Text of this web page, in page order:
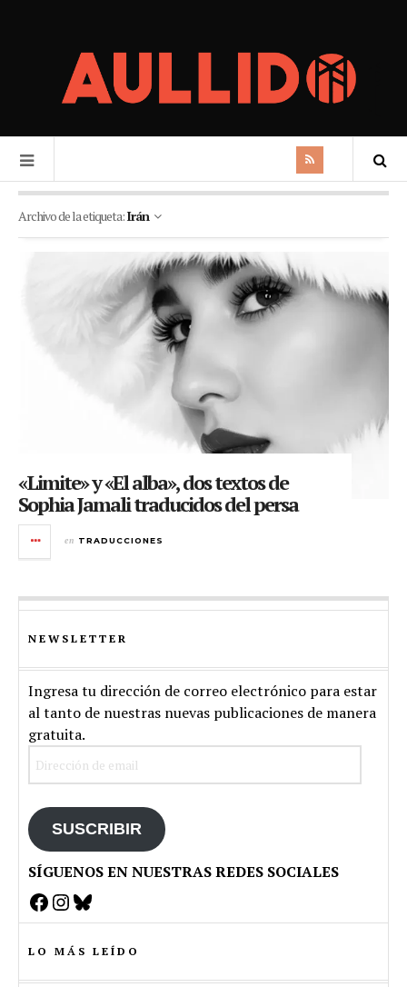
Archivo de la etiqueta:Irán
«Limite» y «El alba», dos textos de
Sophia Jamali traducidos del persa
en TRADUCCIONES
NEWSLETTER
Ingresa tu dirección de correo electrónico para estar
al tanto de nuestras nuevas publicaciones de manera
gratuita.
SUSCRIBIR
SÍGUENOS EN NUESTRAS REDES SOCIALES
Facebook
Instagram
Bluesky
LO MÁS LEÍDO